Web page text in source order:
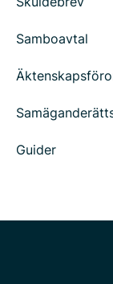
Samboavtal
Guider